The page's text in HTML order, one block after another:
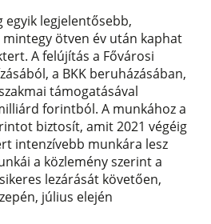
egyik legjelentősebb,
ötven év után kaphat
A felújítás a Fővárosi
a BKK beruházásában,
támogatásával
forintból. A munkához a
biztosít, amit 2021 végéig
intenzívebb munkára lesz
a közlemény szerint a
lezárását követően,
július elején